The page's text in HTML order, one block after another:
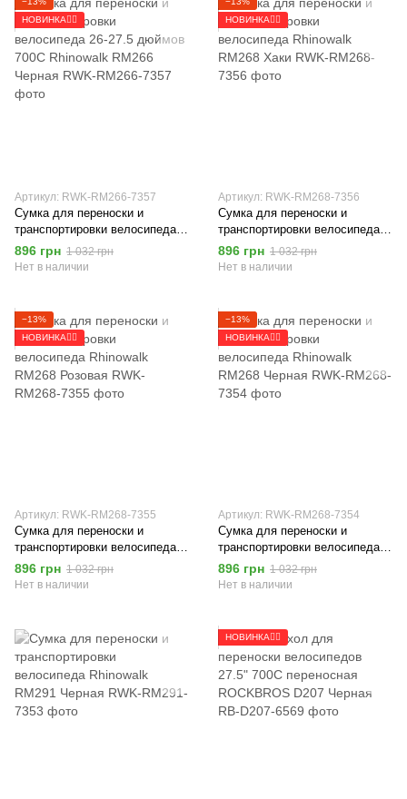
НОВИНКА🚴‍♂️
Артикул: RWK-RM266-7357
Сумка для переноски и
транспортировки велосипеда
26-27.5 дюймов 700C Rhinowalk
RM266 Черная
896 грн 1 032 грн
Нет в наличии
НОВИНКА🚴‍♂️
Артикул: RWK-RM268-7356
Сумка для переноски и
транспортировки велосипеда
Rhinowalk RM268 Хаки
896 грн 1 032 грн
Нет в наличии
−13%
НОВИНКА🚴‍♂️
Артикул: RWK-RM268-7355
Сумка для переноски и
транспортировки велосипеда
Rhinowalk RM268 Розовая
896 грн 1 032 грн
Нет в наличии
−13%
НОВИНКА🚴‍♂️
Артикул: RWK-RM268-7354
Сумка для переноски и
транспортировки велосипеда
Rhinowalk RM268 Черная
896 грн 1 032 грн
Нет в наличии
НОВИНКА🚴‍♂️